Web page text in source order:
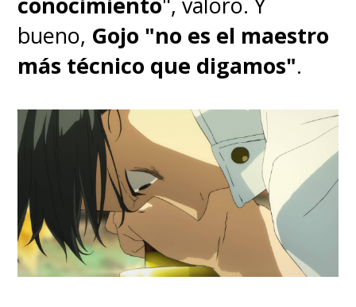
bueno, Gojo "no es el maestro
más técnico que digamos".